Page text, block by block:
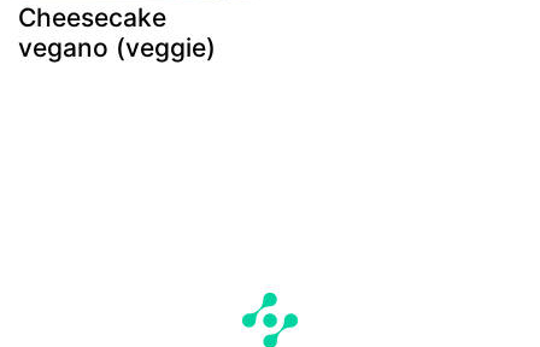
Cheesecake
vegano (veggie)